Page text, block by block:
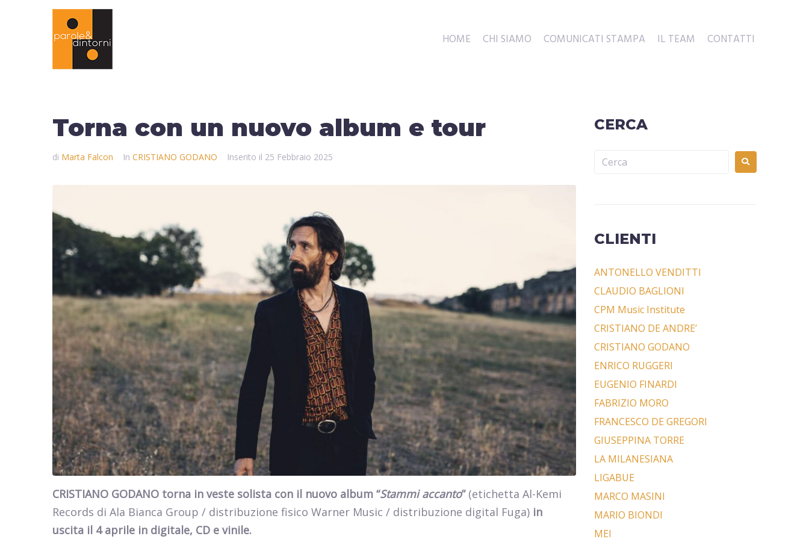
HOME CHI SIAMO COMUNICATI STAMPA IL TEAM CONTATTI
Torna con un nuovo album e tour
di Marta Falcon In CRISTIANO GODANO Inserito il 25 Febbraio 2025
CRISTIANO GODANO torna in veste solista con il nuovo album “Stammi accanto” (etichetta Al-Kemi
Records di Ala Bianca Group / distribuzione fisico Warner Music / distribuzione digital Fuga) in
uscita il 4 aprile in digitale, CD e vinile.
CERCA
CLIENTI
ANTONELLO VENDITTI
CLAUDIO BAGLIONI
CPM Music Institute
CRISTIANO DE ANDRE’
CRISTIANO GODANO
ENRICO RUGGERI
EUGENIO FINARDI
FABRIZIO MORO
FRANCESCO DE GREGORI
GIUSEPPINA TORRE
LA MILANESIANA
LIGABUE
MARCO MASINI
MARIO BIONDI
MEI